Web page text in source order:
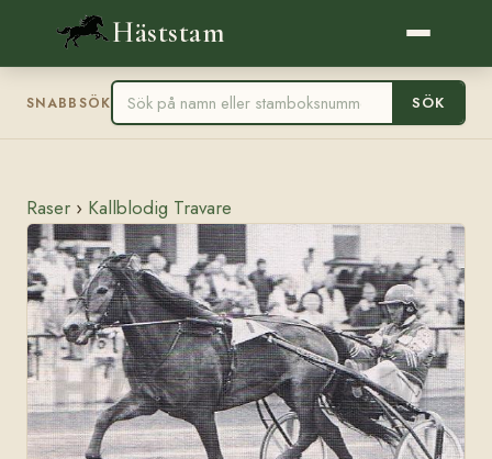
Häststam
SNABBSÖK SÖK
Raser › Kallblodig Travare